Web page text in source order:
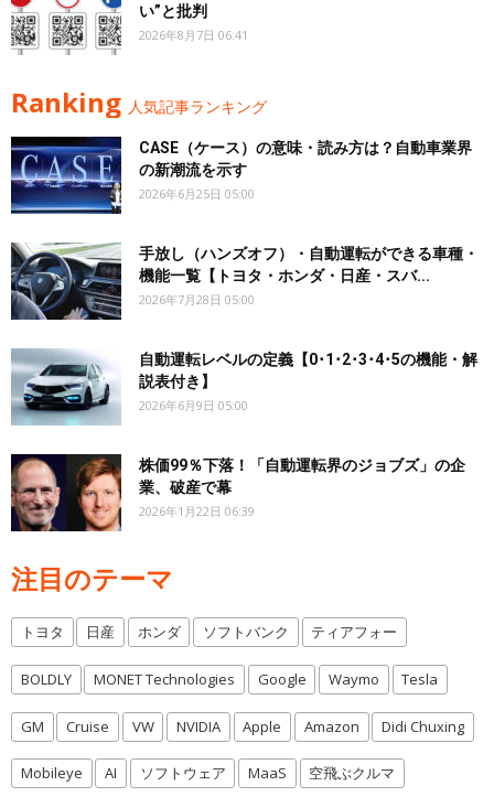
い”と批判
2026年8月7日 06:41
Ranking 人気記事ランキング
CASE（ケース）の意味・読み方は？自動車業界
の新潮流を示す
2026年6月25日 05:00
手放し（ハンズオフ）・自動運転ができる車種・
機能一覧【トヨタ・ホンダ・日産・スバ...
2026年7月28日 05:00
自動運転レベルの定義【0･1･2･3･4･5の機能・解
説表付き】
2026年6月9日 05:00
株価99％下落！「自動運転界のジョブズ」の企
業、破産で幕
2026年1月22日 06:39
注目のテーマ
トヨタ 日産 ホンダ ソフトバンク ティアフォー
BOLDLY MONET Technologies Google Waymo Tesla
GM Cruise VW NVIDIA Apple Amazon Didi Chuxing
Mobileye AI ソフトウェア MaaS 空飛ぶクルマ